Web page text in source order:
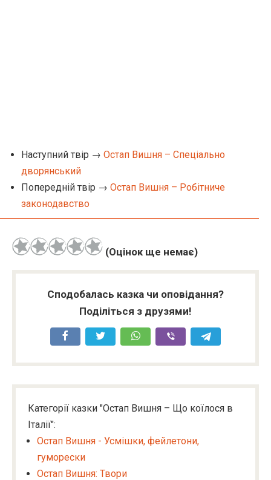
Наступний твір → Остап Вишня – Спеціально
дворянський
Попередній твір → Остап Вишня – Робітниче
законодавство
(Оцінок ще немає)
Сподобалась казка чи оповідання?
Поділіться з друзями!
Категорії казки "Остап Вишня – Що коїлося в
Італії":
Остап Вишня - Усмішки, фейлетони,
гуморески
Остап Вишня: Твори